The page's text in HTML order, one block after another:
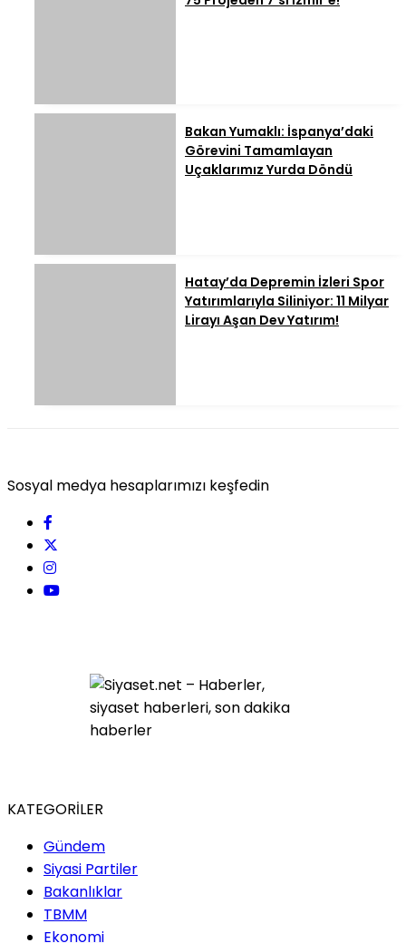
Bakan Yumaklı: İspanya’daki
Görevini Tamamlayan
Uçaklarımız Yurda Döndü
Hatay’da Depremin İzleri Spor
Yatırımlarıyla Siliniyor: 11 Milyar
Lirayı Aşan Dev Yatırım!
Sosyal medya hesaplarımızı keşfedin
KATEGORİLER
Gündem
Siyasi Partiler
Bakanlıklar
TBMM
Ekonomi